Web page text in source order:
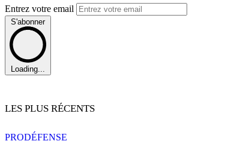
Entrez votre email
S'abonner
Loading...
LES PLUS RÉCENTS
PRODÉFENSE